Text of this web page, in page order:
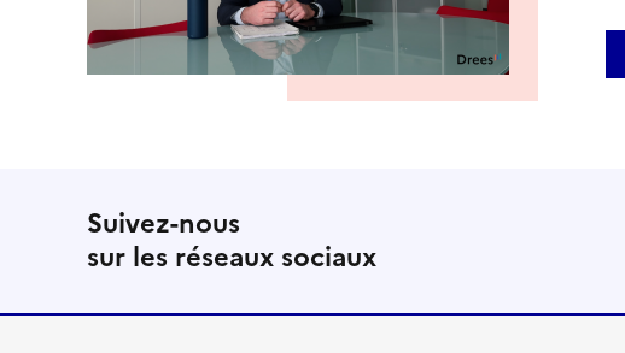
Suivez-nous
sur les réseaux sociaux